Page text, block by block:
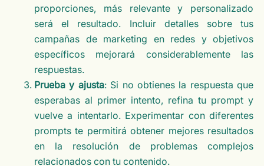
proporciones, más relevante y personalizado
será el resultado. Incluir detalles sobre tus
campañas de marketing en redes y objetivos
específicos mejorará considerablemente las
respuestas.
Prueba y ajusta: Si no obtienes la respuesta que
esperabas al primer intento, refina tu prompt y
vuelve a intentarlo. Experimentar con diferentes
prompts te permitirá obtener mejores resultados
en la resolución de problemas complejos
relacionados con tu contenido.